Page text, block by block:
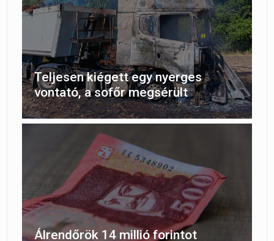
Teljesen kiégett egy nyerges
vontató, a sofőr megsérült
Álrendőrök 14 millió forintot